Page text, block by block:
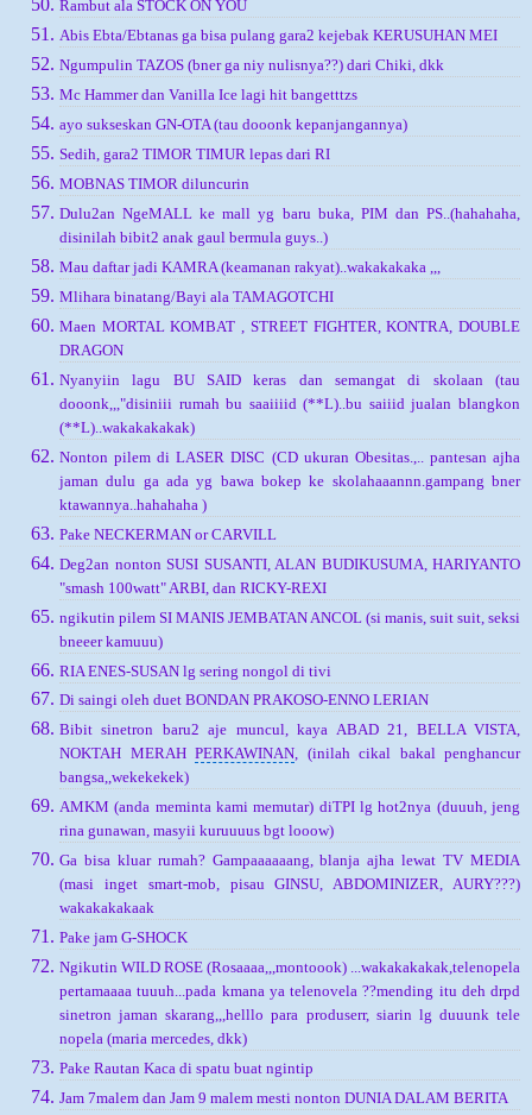
Rambut ala STOCK ON YOU
Abis Ebta/Ebtanas ga bisa pulang gara2 kejebak KERUSUHAN MEI
Ngumpulin TAZOS (bner ga niy nulisnya??) dari Chiki, dkk
Mc Hammer dan Vanilla Ice lagi hit bangetttzs
ayo sukseskan GN-OTA (tau dooonk kepanjangannya)
Sedih, gara2 TIMOR TIMUR lepas dari RI
MOBNAS TIMOR diluncurin
Dulu2an NgeMALL ke mall yg baru buka, PIM dan PS..(hahahaha,
disinilah bibit2 anak gaul bermula guys..)
Mau daftar jadi KAMRA (keamanan rakyat)..wakakakaka ,,,
Mlihara binatang/Bayi ala TAMAGOTCHI
Maen MORTAL KOMBAT , STREET FIGHTER, KONTRA, DOUBLE
DRAGON
Nyanyiin lagu BU SAID keras dan semangat di skolaan (tau
dooonk,,,"disiniii rumah bu saaiiiid (**L)..bu saiiid jualan blangkon
(**L)..wakakakakak)
Nonton pilem di LASER DISC (CD ukuran Obesitas.,.. pantesan ajha
jaman dulu ga ada yg bawa bokep ke skolahaaannn.gampang bner
ktawannya..hahahaha )
Pake NECKERMAN or CARVILL
Deg2an nonton SUSI SUSANTI, ALAN BUDIKUSUMA, HARIYANTO
"smash 100watt" ARBI, dan RICKY-REXI
ngikutin pilem SI MANIS JEMBATAN ANCOL (si manis, suit suit, seksi
bneeer kamuuu)
RIA ENES-SUSAN lg sering nongol di tivi
Di saingi oleh duet BONDAN PRAKOSO-ENNO LERIAN
Bibit sinetron baru2 aje muncul, kaya ABAD 21, BELLA VISTA,
NOKTAH MERAH PERKAWINAN, (inilah cikal bakal penghancur
bangsa,,wekekekek)
AMKM (anda meminta kami memutar) diTPI lg hot2nya (duuuh, jeng
rina gunawan, masyii kuruuuus bgt looow)
Ga bisa kluar rumah? Gampaaaaaang, blanja ajha lewat TV MEDIA
(masi inget smart-mob, pisau GINSU, ABDOMINIZER, AURY???)
wakakakakaak
Pake jam G-SHOCK
Ngikutin WILD ROSE (Rosaaaa,,,montoook) ...wakakakakak,telenopela
pertamaaaa tuuuh...pada kmana ya telenovela ??mending itu deh drpd
sinetron jaman skarang,,,helllo para produserr, siarin lg duuunk tele
nopela (maria mercedes, dkk)
Pake Rautan Kaca di spatu buat ngintip
Jam 7malem dan Jam 9 malem mesti nonton DUNIA DALAM BERITA